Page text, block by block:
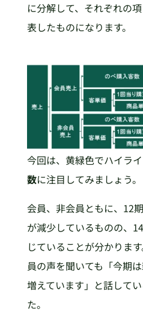
に分解して、それぞれの
表したものになります。
今回は、黄緑色でハイラ
数に注目してみましょう。
会員、非会員ともに、12
が減少しているものの、
じていることが分かりま
員の声を聞いても「今期
増えています」と話して
た。